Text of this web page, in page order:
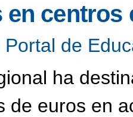
en centros
de
ha
de euros en